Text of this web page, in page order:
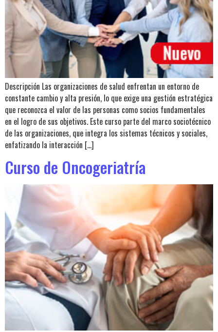
Descripción Las organizaciones de salud enfrentan un entorno de
constante cambio y alta presión, lo que exige una gestión estratégica
que reconozca el valor de las personas como socios fundamentales
en el logro de sus objetivos. Este curso parte del marco sociotécnico
de las organizaciones, que integra los sistemas técnicos y sociales,
enfatizando la interacción […]
Curso de Oncogeriatría